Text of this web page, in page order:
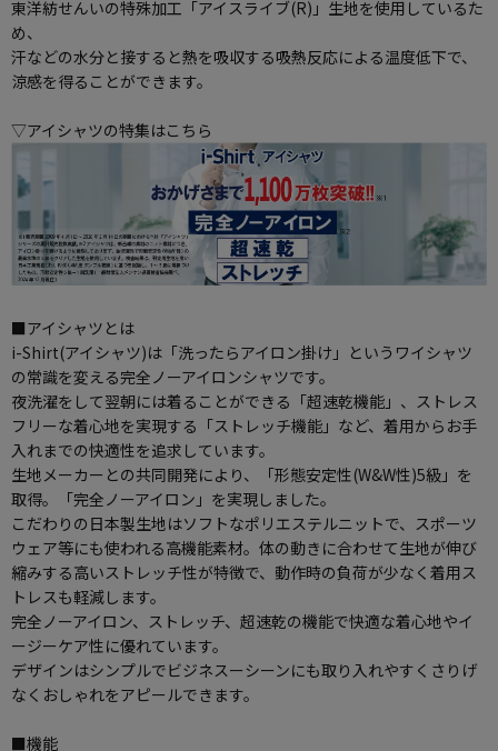
東洋紡せんいの特殊加工「アイスライブ(R)」生地を使用しているた
め、
汗などの水分と接すると熱を吸収する吸熱反応による温度低下で、
涼感を得ることができます。
▽アイシャツの特集はこちら
■アイシャツとは
i-Shirt(アイシャツ)は「洗ったらアイロン掛け」というワイシャツ
の常識を変える完全ノーアイロンシャツです。
夜洗濯をして翌朝には着ることができる「超速乾機能」、ストレス
フリーな着心地を実現する「ストレッチ機能」など、着用からお手
入れまでの快適性を追求しています。
生地メーカーとの共同開発により、「形態安定性(W&W性)5級」を
取得。「完全ノーアイロン」を実現しました。
こだわりの日本製生地はソフトなポリエステルニットで、スポーツ
ウェア等にも使われる高機能素材。体の動きに合わせて生地が伸び
縮みする高いストレッチ性が特徴で、動作時の負荷が少なく着用ス
トレスも軽減します。
完全ノーアイロン、ストレッチ、超速乾の機能で快適な着心地やイ
ージーケア性に優れています。
デザインはシンプルでビジネスーシーンにも取り入れやすくさりげ
なくおしゃれをアピールできます。
■機能